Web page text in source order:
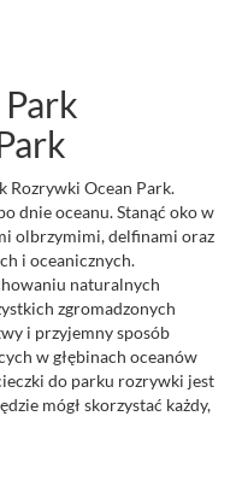
Rozrywki Ocean Park.
dnie oceanu. Stanąć oko w
olbrzymimi, delfinami oraz
i oceanicznych.
naturalnych
zgromadzonych
i przyjemny sposób
w głębinach oceanów
do parku rozrywki jest
mógł skorzystać każdy,